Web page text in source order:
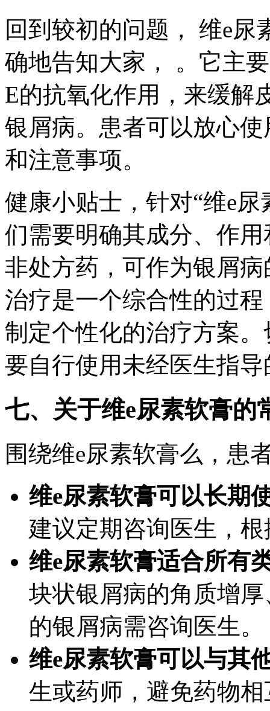
回到较初的问题， 维e
确地告知大家， 。它主
E的抗氧化作用，来缓解
银屑病。患者可以放心
和注意事项。
健康小贴士，针对“维e
们需要明确其成分、作
非处方药，可作为银屑
治疗是一个综合性的过
制定个性化的治疗方案
要自行使用未经医生指
七、关于维e尿素软膏的
围绕维e尿素软膏么，患
维e尿素软膏可以长期
建议定期咨询医生，
维e尿素软膏适合所有
块状银屑病的角质增
的银屑病需咨询医生。
维e尿素软膏可以与其
生或药师，避免药物